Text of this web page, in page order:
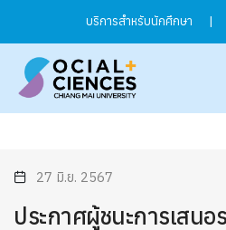
บริการสำหรับนักศึกษา |
27 มิ.ย. 2567
ประกาศผู้ชนะการเสนอ